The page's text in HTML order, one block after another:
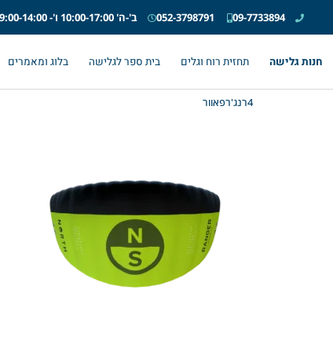
09-7733894
052-3798791 ב'-ה' 10:00-17:00 ו'- 09:00-14:00
חנות גלישה תחזית רוח וגלים בית ספר לגלישה בלוג ומאמרים
4רנג'רפאוור